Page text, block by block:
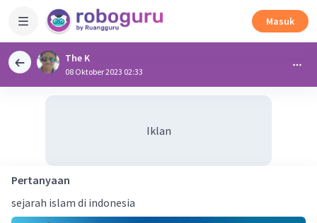
Masuk
The K
08 Oktober 2023 02:33
Iklan
Pertanyaan
sejarah islam di indonesia